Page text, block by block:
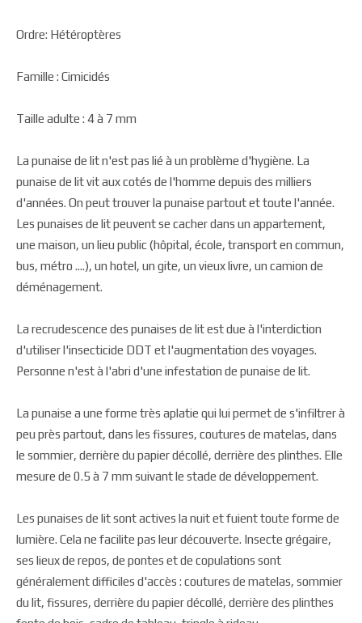
Ordre: Hétéroptères
Famille : Cimicidés
Taille adulte : 4 à 7 mm
La punaise de lit n'est pas lié à un problème d'hygiène. La
punaise de lit vit aux cotés de l'homme depuis des milliers
d'années. On peut trouver la punaise partout et toute l'année.
Les punaises de lit peuvent se cacher dans un appartement,
une maison, un lieu public (hôpital, école, transport en commun,
bus, métro ....), un hotel, un gite, un vieux livre, un camion de
déménagement.
La recrudescence des punaises de lit est due à l'interdiction
d'utiliser l'insecticide DDT et l'augmentation des voyages.
Personne n'est à l'abri d'une infestation de punaise de lit.
La punaise a une forme très aplatie qui lui permet de s'infiltrer à
peu près partout, dans les fissures, coutures de matelas, dans
le sommier, derrière du papier décollé, derrière des plinthes. Elle
mesure de 0.5 à 7 mm suivant le stade de développement.
Les punaises de lit sont actives la nuit et fuient toute forme de
lumière. Cela ne facilite pas leur découverte. Insecte grégaire,
ses lieux de repos, de pontes et de copulations sont
généralement difficiles d'accès : coutures de matelas, sommier
du lit, fissures, derrière du papier décollé, derrière des plinthes